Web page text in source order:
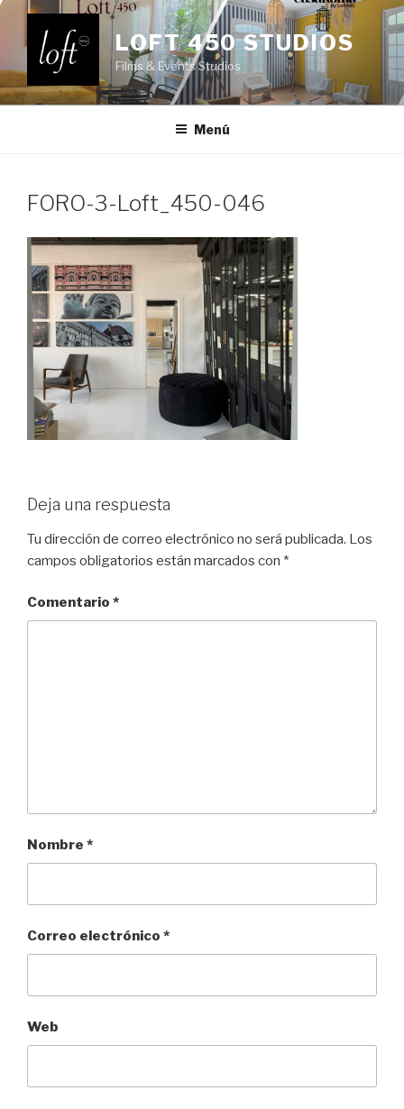
Saltar
contenido
LOFT 450 STUDIOS
Films & Events Studios
Menú
FORO-3-Loft_450-046
Deja una respuesta
Tu dirección de correo electrónico no será publicada. Los
campos obligatorios están marcados con *
Comentario *
Nombre *
Correo electrónico *
Web